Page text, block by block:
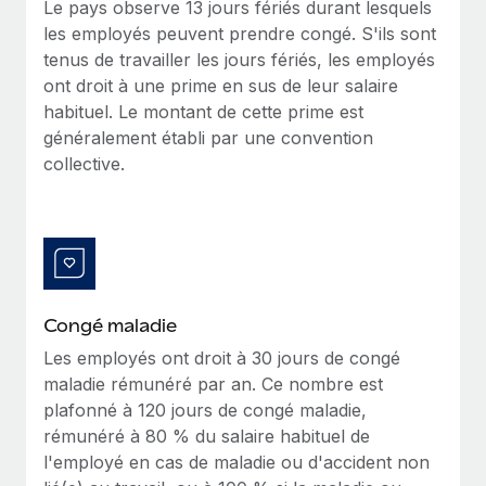
Création d’entité
Établissez des entités rapidement et en toute
conformité
Mobilité et déménagement international
Organisez facilement le déménagement de vos
employés
Gérez facilement les avantages sociaux
Explorer le blog
Mises à jour des produits de Remote :
Intégrations Gusto et Xero et Gestion des
toute taille à embaucher, gérer et payer...
Comment Phiture gère ses 55 employés
répartis dans 19 pays grâce à Remote
Phiture, un leader notable du conseil en matière de
croissance mobile internationale, encourage les...
Le pays observe 13 jours fériés durant lesquels
les employés peuvent prendre congé. S'ils sont
tenus de travailler les jours fériés, les employés
ont droit à une prime en sus de leur salaire
habituel. Le montant de cette prime est
généralement établi par une convention
collective.
Congé maladie
Les employés ont droit à 30 jours de congé
maladie rémunéré par an. Ce nombre est
plafonné à 120 jours de congé maladie,
rémunéré à 80 % du salaire habituel de
l'employé en cas de maladie ou d'accident non